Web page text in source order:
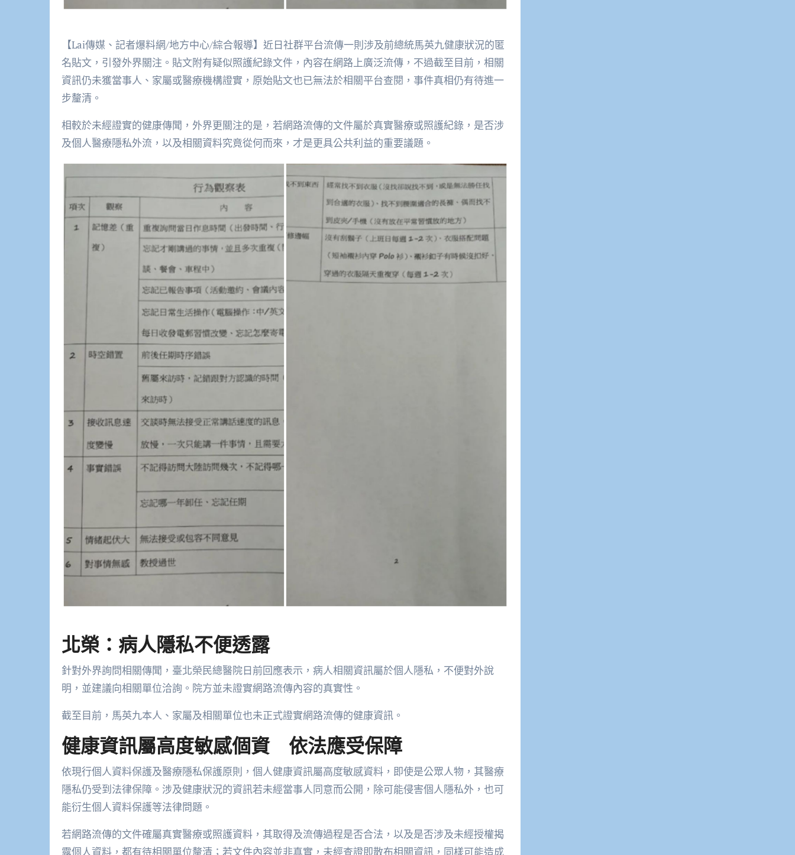
【Lai傳媒、記者爆料網/地方中心/綜合報導】近日社群平台流傳一則涉及前總統馬英九健康狀況的匿
名貼文，引發外界關注。貼文附有疑似照護紀錄文件，內容在網路上廣泛流傳，不過截至目前，相關
資訊仍未獲當事人、家屬或醫療機構證實，原始貼文也已無法於相關平台查閱，事件真相仍有待進一
步釐清。
相較於未經證實的健康傳聞，外界更關注的是，若網路流傳的文件屬於真實醫療或照護紀錄，是否涉
及個人醫療隱私外流，以及相關資料究竟從何而來，才是更具公共利益的重要議題。
北榮：病人隱私不便透露
針對外界詢問相關傳聞， 臺北榮民總醫院日前回應表示，病人相關資訊屬於個人隱私，不便對外說
明，並建議向相關單位洽詢。院方並未證實網路流傳內容的真實性。
截至目前，馬英九本人、家屬及相關單位也未正式證實網路流傳的健康資訊。
健康資訊屬高度敏感個資 依法應受保障
依現行個人資料保護及醫療隱私保護原則，個人健康資訊屬高度敏感資料，即使是公眾人物，其醫療
隱私仍受到法律保障。涉及健康狀況的資訊若未經當事人同意而公開，除可能侵害個人隱私外，也可
能衍生個人資料保護等法律問題。
若網路流傳的文件確屬真實醫療或照護資料，其取得及流傳過程是否合法，以及是否涉及未經授權揭
露個人資料，都有待相關單位釐清；若文件內容並非真實，未經查證即散布相關資訊，同樣可能造成